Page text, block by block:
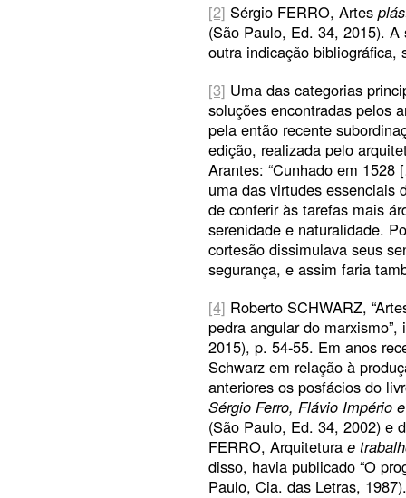
[2] Sérgio FERRO, Artes
(São Paulo, Ed. 34, 2015).
outra indicação bibliográfica,
[3] Uma das categorias
soluções encontradas pelos
pela então recente
edição, realizada pelo
Arantes: “Cunhado em
uma das virtudes essenciais
de conferir às tarefas mais
serenidade e naturalidade.
cortesão dissimulava seus
segurança, e assim faria
[4] Roberto SCHWARZ,
pedra angular do
2015), p. 54-55. Em anos
Schwarz em relação à
anteriores os posfácios do
Sérgio Ferro, Flávio Império
(São Paulo, Ed. 34, 2002) e
FERRO, Arquitetura e
disso, havia publicado “O
Paulo, Cia. das Letras, 1987).